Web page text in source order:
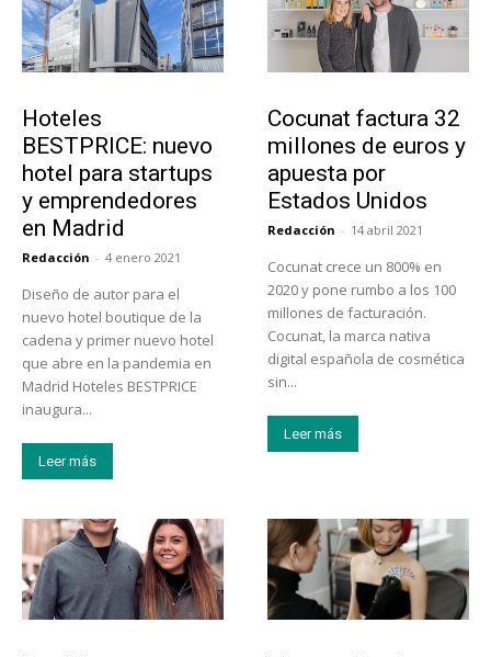
Hoteles
BESTPRICE: nuevo
hotel para startups
y emprendedores
en Madrid
Redacción - 4 enero 2021
Diseño de autor para el
nuevo hotel boutique de la
cadena y primer nuevo hotel
que abre en la pandemia en
Madrid Hoteles BESTPRICE
inaugura...
Leer más
Cocunat factura 32
millones de euros y
apuesta por
Estados Unidos
Redacción - 14 abril 2021
Cocunat crece un 800% en
2020 y pone rumbo a los 100
millones de facturación.
Cocunat, la marca nativa
digital española de cosmética
sin...
Leer más